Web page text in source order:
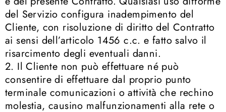
del Servizio configura inadempimento del
Cliente, con risoluzione di diritto del Contratto
ai sensi dell’articolo 1456 c.c. e fatto salvo il
risarcimento degli eventuali danni.
2. Il Cliente non può effettuare né può
consentire di effettuare dal proprio punto
terminale comunicazioni o attività che rechino
molestia, causino malfunzionamenti alla rete o